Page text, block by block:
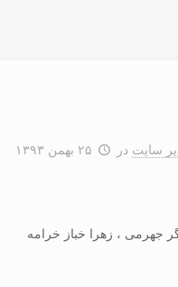
سایت در ۲۵ بهمن ۱۳۹۳
جهرمی ، زهرا خباز خرامه